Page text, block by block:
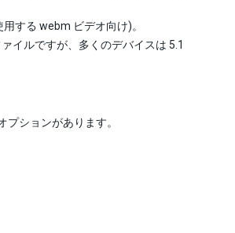
用する webm ビデオ向け)。
イルですが、多くのデバイスは 5.1
ションがあります。